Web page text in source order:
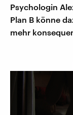
Psychologin
Plan B könne
mehr